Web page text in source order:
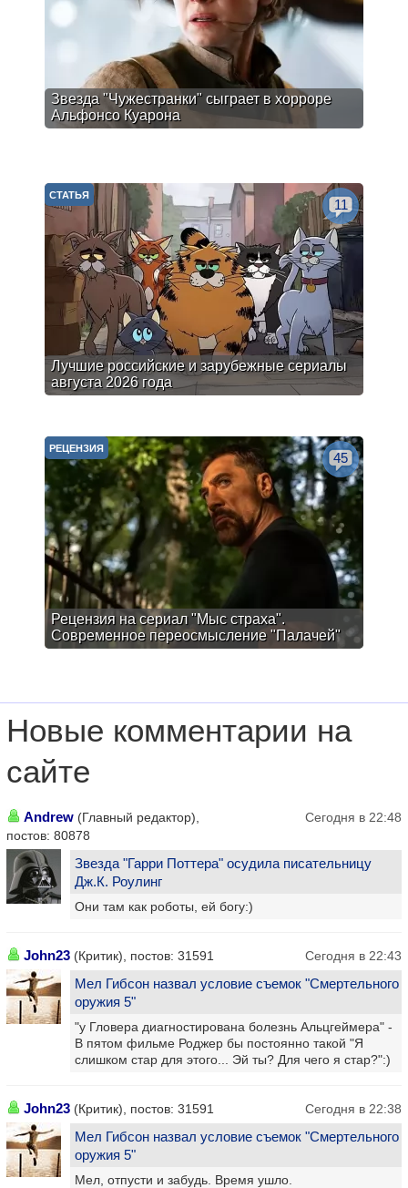
Звезда "Чужестранки" сыграет в хорроре
Альфонсо Куарона
Лучшие российские и зарубежные сериалы
августа 2026 года
СТАТЬЯ
11
Рецензия на сериал "Мыс страха".
Современное переосмысление "Палачей"
РЕЦЕНЗИЯ
45
Новые комментарии на
сайте
Andrew (Главный редактор),
постов: 80878
Сегодня в 22:48
Звезда "Гарри Поттера" осудила писательницу
Дж.К. Роулинг
Они там как роботы, ей богу:)
John23 (Критик), постов: 31591 Сегодня в 22:43
Мел Гибсон назвал условие съемок "Смертельного
оружия 5"
"у Гловера диагностирована болезнь Альцгеймера" -
В пятом фильме Роджер бы постоянно такой "Я
слишком стар для этого... Эй ты? Для чего я стар?":)
John23 (Критик), постов: 31591 Сегодня в 22:38
Мел Гибсон назвал условие съемок "Смертельного
оружия 5"
Мел, отпусти и забудь. Время ушло.